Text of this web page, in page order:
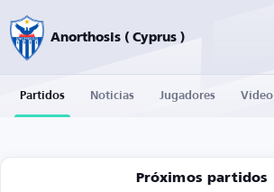
Anorthosis ( Cyprus )
Partidos Noticias Jugadores Vídeo
Próximos partidos